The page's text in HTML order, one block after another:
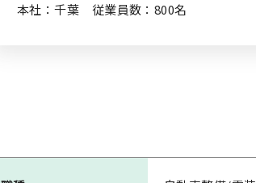
本社：千葉 従業員数：800名